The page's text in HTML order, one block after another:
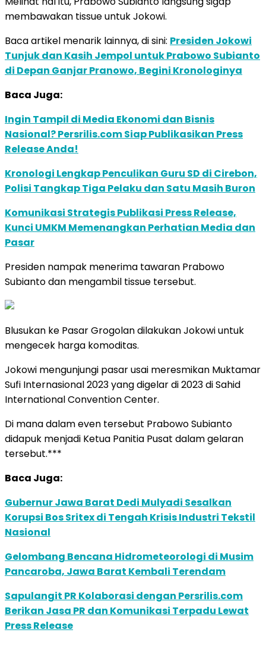
membawakan tissue untuk Jokowi.
Baca artikel menarik lainnya, di sini: Presiden Jokowi
Tunjuk dan Kasih Jempol untuk Prabowo Subianto
di Depan Ganjar Pranowo, Begini Kronologinya
Baca Juga:
Ingin Tampil di Media Ekonomi dan Bisnis
Nasional? Persrilis.com Siap Publikasikan Press
Release Anda!
Kronologi Lengkap Penculikan Guru SD di Cirebon,
Polisi Tangkap Tiga Pelaku dan Satu Masih Buron
Komunikasi Strategis Publikasi Press Release,
Kunci UMKM Memenangkan Perhatian Media dan
Pasar
Presiden nampak menerima tawaran Prabowo
Subianto dan mengambil tissue tersebut.
Blusukan ke Pasar Grogolan dilakukan Jokowi untuk
mengecek harga komoditas.
Jokowi mengunjungi pasar usai meresmikan Muktamar
Sufi Internasional 2023 yang digelar di 2023 di Sahid
International Convention Center.
Di mana dalam even tersebut Prabowo Subianto
didapuk menjadi Ketua Panitia Pusat dalam gelaran
tersebut.***
Baca Juga:
Gubernur Jawa Barat Dedi Mulyadi Sesalkan
Korupsi Bos Sritex di Tengah Krisis Industri Tekstil
Nasional
Gelombang Bencana Hidrometeorologi di Musim
Pancaroba, Jawa Barat Kembali Terendam
Sapulangit PR Kolaborasi dengan Persrilis.com
Berikan Jasa PR dan Komunikasi Terpadu Lewat
Press Release